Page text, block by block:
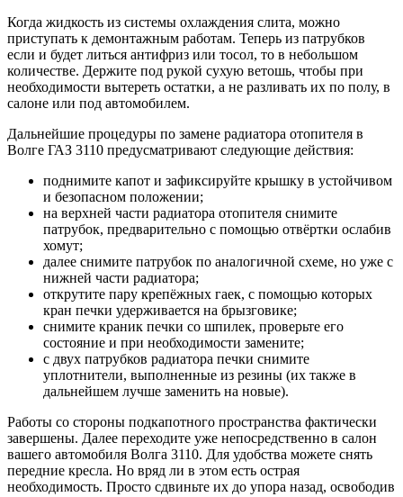
Когда жидкость из системы охлаждения слита, можно
приступать к демонтажным работам. Теперь из патрубков
если и будет литься антифриз или тосол, то в небольшом
количестве. Держите под рукой сухую ветошь, чтобы при
необходимости вытереть остатки, а не разливать их по полу, в
салоне или под автомобилем.
Дальнейшие процедуры по замене радиатора отопителя в
Волге ГАЗ 3110 предусматривают следующие действия:
поднимите капот и зафиксируйте крышку в устойчивом
и безопасном положении;
на верхней части радиатора отопителя снимите
патрубок, предварительно с помощью отвёртки ослабив
хомут;
далее снимите патрубок по аналогичной схеме, но уже с
нижней части радиатора;
открутите пару крепёжных гаек, с помощью которых
кран печки удерживается на брызговике;
снимите краник печки со шпилек, проверьте его
состояние и при необходимости замените;
с двух патрубков радиатора печки снимите
уплотнители, выполненные из резины (их также в
дальнейшем лучше заменить на новые).
Работы со стороны подкапотного пространства фактически
завершены. Далее переходите уже непосредственно в салон
вашего автомобиля Волга 3110. Для удобства можете снять
передние кресла. Но вряд ли в этом есть острая
необходимость. Просто сдвиньте их до упора назад, освободив